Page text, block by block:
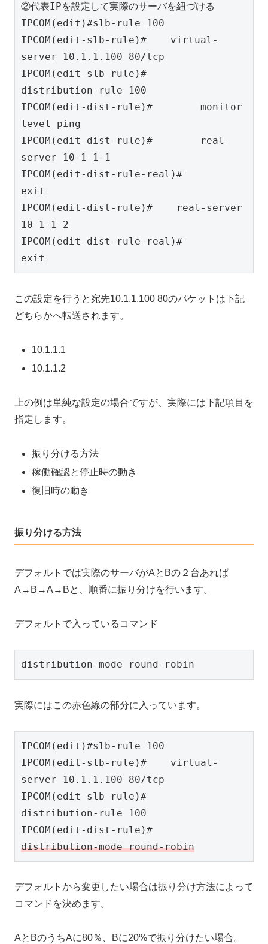
②代表IPを設定して実際のサーバを紐づける
IPCOM(edit)#slb-rule 100
IPCOM(edit-slb-rule)#    virtual-
server 10.1.1.100 80/tcp
IPCOM(edit-slb-rule)#
distribution-rule 100
IPCOM(edit-dist-rule)#        monitor
level ping
IPCOM(edit-dist-rule)#        real-
server 10-1-1-1
IPCOM(edit-dist-rule-real)#
exit
IPCOM(edit-dist-rule)#    real-server
10-1-1-2
IPCOM(edit-dist-rule-real)#
この設定を行うと宛先10.1.1.100 80のパケットは下記
どちらかへ転送されます。
10.1.1.1
10.1.1.2
上の例は単純な設定の場合ですが、実際には下記項目を
指定します。
振り分ける方法
稼働確認と停止時の動き
復旧時の動き
振り分ける方法
デフォルトでは実際のサーバがAとBの２台あれば
A→B→A→Bと、順番に振り分けを行います。
デフォルトで入っているコマンド
distribution-mode round-robin
実際にはこの赤色線の部分に入っています。
IPCOM(edit)#slb-rule 100
IPCOM(edit-slb-rule)#    virtual-
server 10.1.1.100 80/tcp
IPCOM(edit-slb-rule)#
distribution-rule 100
distribution-mode round-robin
デフォルトから変更したい場合は振り分け方法によって
コマンドを決めます。
AとBのうちAに80％、Bに20%で振り分けたい場合。